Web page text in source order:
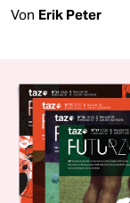
Von Erik Peter